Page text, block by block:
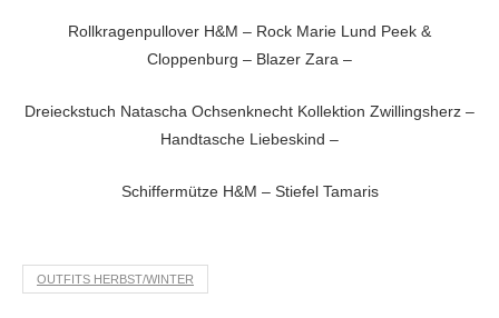
Rollkragenpullover H&M – Rock Marie Lund Peek &
Cloppenburg – Blazer Zara –
Dreieckstuch Natascha Ochsenknecht Kollektion Zwillingsherz –
Handtasche Liebeskind –
Schiffermütze H&M – Stiefel Tamaris
OUTFITS HERBST/WINTER